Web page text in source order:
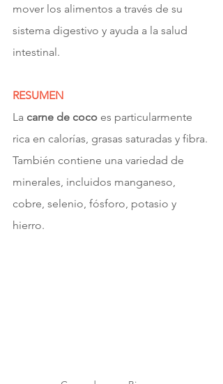
mover los alimentos a través de su
sistema digestivo y ayuda a la salud
intestinal.
RESUMEN
La carne de coco es particularmente
rica en calorías, grasas saturadas y fibra.
También contiene una variedad de
minerales, incluidos manganeso,
cobre, selenio, fósforo, potasio y
hierro.